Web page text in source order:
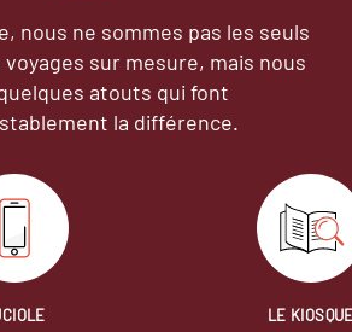
nous ne sommes pas les seuls
sur mesure, mais nous
atouts qui font
la différence.
LE